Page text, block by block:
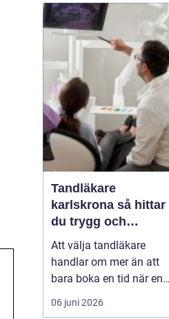
många andra
cancersjukdomar.
Många drabbade vittnar
om en lång väg till
diagnos och en vardag
som ...
Tandläkare
karlskrona så hittar
du trygg och
långsiktig tandvård
Att välja tandläkare
handlar om mer än att
bara boka en tid när en
tand gör ont. För många
är tandvården en
06 juni 2026